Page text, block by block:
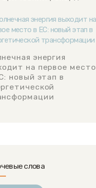
энергия
на первое место
новый этап в
слова